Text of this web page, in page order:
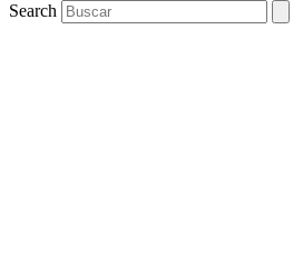
Search